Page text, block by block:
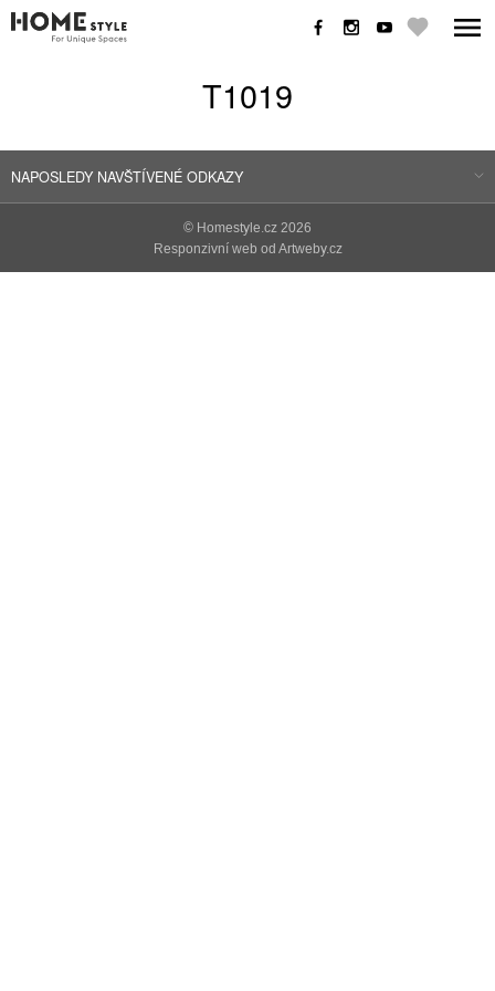
T1019
NAPOSLEDY NAVŠTÍVENÉ ODKAZY
© Homestyle.cz 2026
Responzivní web od Artweby.cz